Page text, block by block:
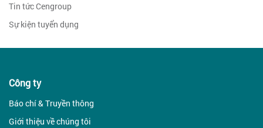
Tin tức Cengroup
Sự kiện tuyển dụng
Công ty
Báo chí & Truyền thông
Giới thiệu về chúng tôi